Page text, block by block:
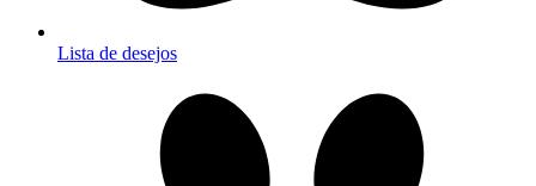
Lista de desejos